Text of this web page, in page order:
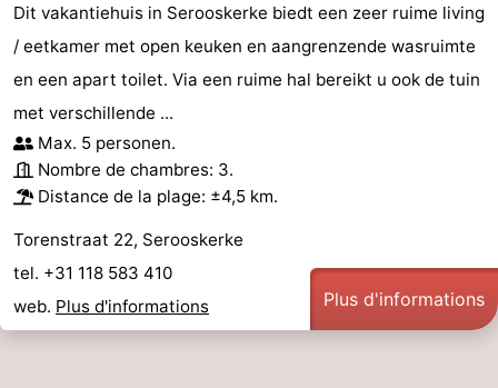
Dit vakantiehuis in Serooskerke biedt een zeer ruime living
/ eetkamer met open keuken en aangrenzende wasruimte
en een apart toilet. Via een ruime hal bereikt u ook de tuin
met verschillende ...
Max. 5 personen.
Nombre de chambres: 3.
Distance de la plage: ±4,5 km.
Torenstraat 22, Serooskerke
tel. +31 118 583 410
web. Plus d'informations Plus d'informations